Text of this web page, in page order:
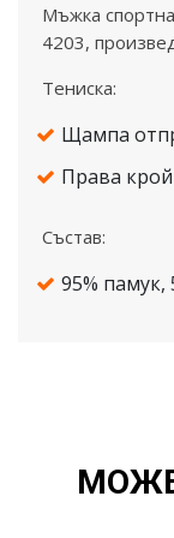
Mъжка
4203,
Тениска:
Щампа
Права
Състав:
95% памук,